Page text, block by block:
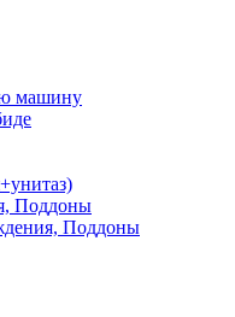
машину
Поддоны
Поддоны